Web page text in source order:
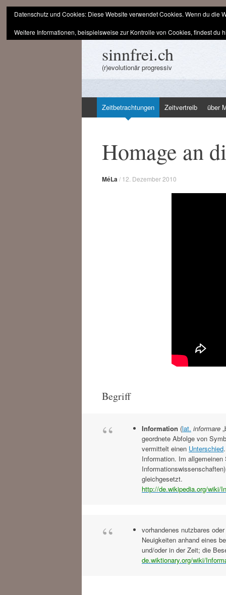
sinnfrei.ch
(r)evolutionär progressiv
Inhalt
Zeitbetrachtungen Zeitvertreib über
Homage an
MéLa/ 12. Dezember 2010
Begriff
Information (lat. informare
geordnete Abfolge von
vermittelt einen Unterschied
Information. Im
gleichgesetzt.
http://de.wikipedia.org/wiki/
vorhandenes nutzbares
Neuigkeiten anhand eines
und/oder in der Zeit; die
de.wiktionary.org/wiki/
Datenschutz und Cookies: Diese Website verwendet Cookies. Wenn du die
Weitere Informationen, beispielsweise zur Kontrolle von Cookies, findest du